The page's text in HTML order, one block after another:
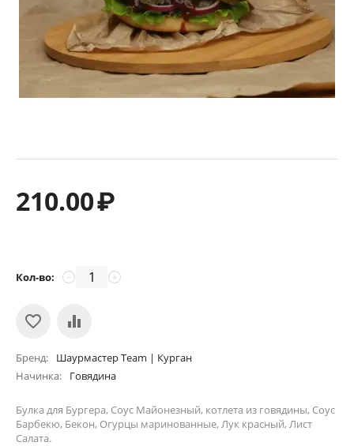
210.00₽
Кол-во: +
−
Бренд
Шаурмастер Team | Курган
Начинка
Говядина
Булка для Бургера, Соус Майонезный, котлета из говядины, Соус
Барбекю, Бекон, Огурцы маринованные, Лук красный, Лист
Салата.